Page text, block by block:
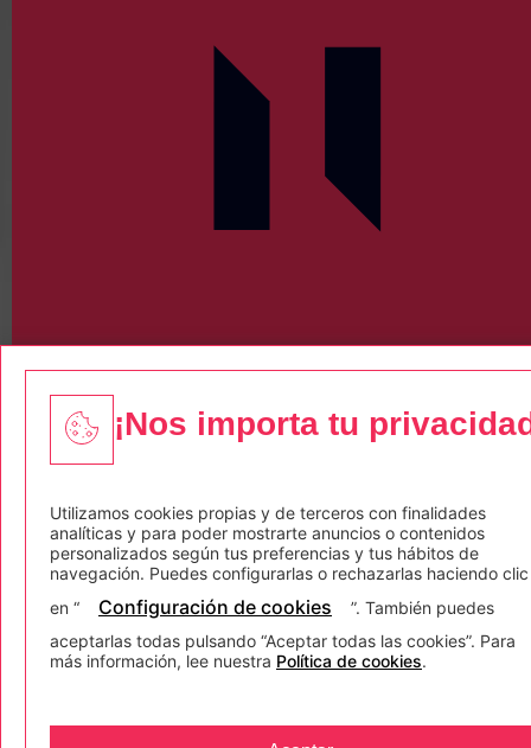
Descárgate nuestra
identidad
Especializadas, únicas,
con personalidad y voz
propias pero con un
impulsar la vida de las
¡Nos importa tu
Utilizamos cookies propias y de terceros con finalidades
analíticas y para poder mostrarte anuncios o contenidos
personalizados según tus preferencias y tus hábitos de
navegación. Puedes configurarlas o rechazarlas haciendo clic
en “
Configuración de cookies
”. También puedes
aceptarlas todas pulsando “Aceptar todas las cookies”. Para
más información, lee nuestra Política de cookies.